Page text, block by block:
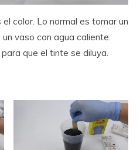
color. Lo normal es tomar un
vaso con agua caliente.
que el tinte se diluya.